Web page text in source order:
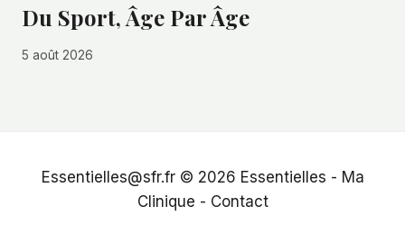
Du Sport, Âge Par Âge
5 août 2026
Essentielles@sfr.fr © 2026 Essentielles - Ma
Clinique - Contact